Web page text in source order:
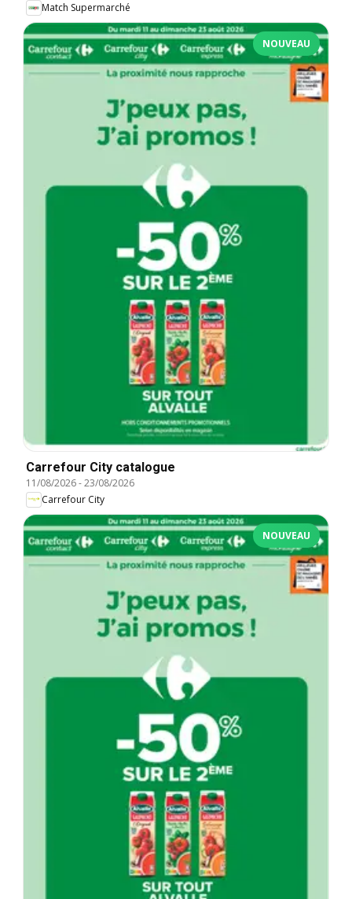
Match Supermarché
NOUVEAU
Carrefour City catalogue
11/08/2026-23/08/2026
Carrefour City
NOUVEAU